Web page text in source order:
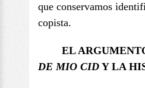
que conservamos
copista.
EL
DE MIO CID Y LA